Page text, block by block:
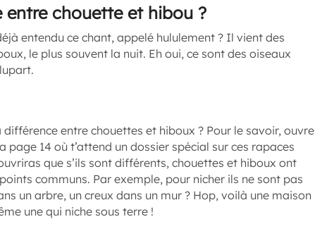
entre chouette et hibou ?
entendu ce chant, appelé hululement ? Il vient des
le plus souvent la nuit. Eh oui, ce sont des oiseaux
entre chouettes et hiboux ? Pour le savoir, ouvre
page 14 où t’attend un dossier spécial sur ces rapaces
que s’ils sont différents, chouettes et hiboux ont
communs. Par exemple, pour nicher ils ne sont pas
un arbre, un creux dans un mur ? Hop, voilà une maison
une qui niche sous terre !